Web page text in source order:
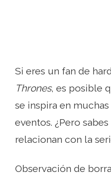
Si eres un fan de
Thrones, es posible
se inspira en
eventos. ¿Pero
relacionan con la
Observación de